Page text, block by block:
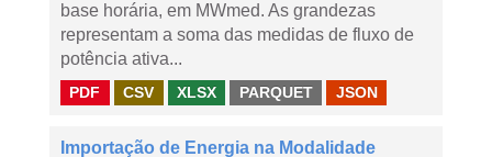
base horária, em MWmed. As grandezas
representam a soma das medidas de fluxo de
potência ativa...
PDF CSV XLSX PARQUET JSON
Importação de Energia na Modalidade